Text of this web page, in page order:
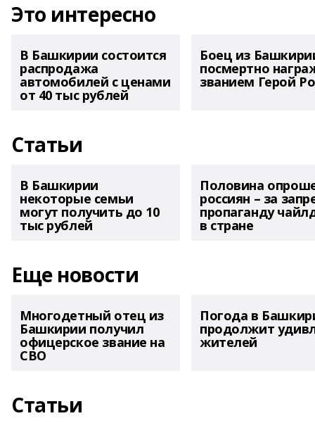
Это интересно
В Башкирии состоится
распродажа
автомобилей с ценами
от 40 тыс рублей
Боец из
посмертно
званием Герой
Статьи
В Башкирии
некоторые семьи
могут получить до 10
тыс рублей
Половина
россиян – за
пропаганду
в стране
Еще новости
Многодетный отец из
Башкирии получил
офицерское звание на
СВО
Погода в
продолжит
жителей
Статьи